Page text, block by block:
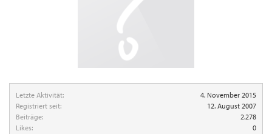
Letzte Aktivität:
4. November 2015
Registriert seit:
12. August 2007
Beiträge:
2.278
Likes:
0